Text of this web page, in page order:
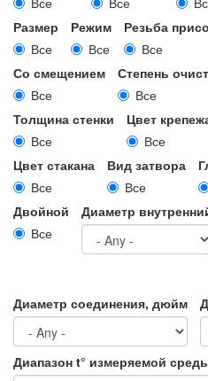
Размер
Все
Режим
Все
Резьба
Все
Со смещением
Все
Степень
Все
Толщина стенки
Все
Цвет
Все
Цвет стакана
Все
Вид затвора
Все
Двойной
Все
Диаметр
Диаметр соединения, дюйм
Диапазон t° измеряемой